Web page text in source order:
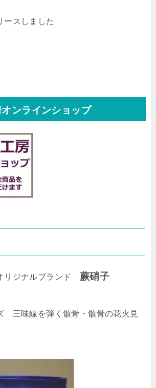
ースしました
ンラインショップ
リジナルブランド 蕨硝子
三味線を弾く骸骨・骸骨の花火見